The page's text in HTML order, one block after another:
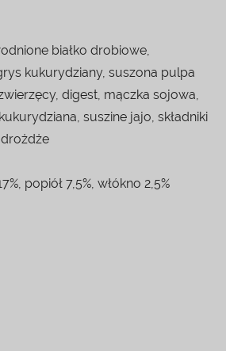
białko drobiowe,
kukurydziany, suszona pulpa
digest, mączka sojowa,
suszine jajo, składniki
popiół 7,5%, włókno 2,5%